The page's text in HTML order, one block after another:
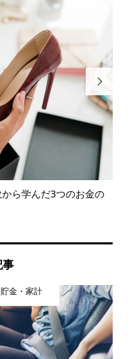
ら学んだ3つのお金の

事
貯金・家計